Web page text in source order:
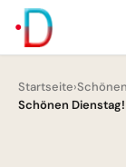
Startseite›
Schönen